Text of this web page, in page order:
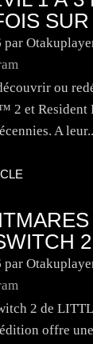
par
ou
et Resident
A
par
2 de
offre